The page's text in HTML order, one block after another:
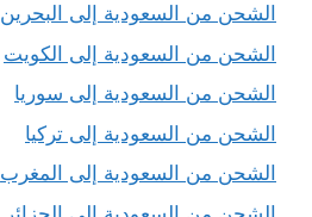
الشحن من السعودية إلى البحرين
الشحن من السعودية إلى الكويت
الشحن من السعودية إلى سوريا
الشحن من السعودية إلى تركيا
الشحن من السعودية إلى المغرب